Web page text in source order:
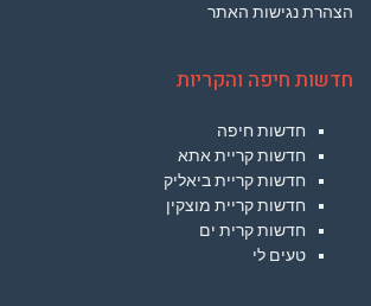
הצהרת נגישות האתר
חדשות חיפה והקריות
חדשות חיפה
חדשות קריית אתא
חדשות קריית ביאליק
חדשות קריית מוצקין
חדשות קרית ים
טעים לי